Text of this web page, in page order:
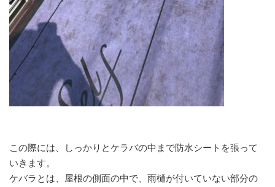
この際には、しっかりとケラバの中まで防水シートを張って
いきます。
ケバラとは、屋根の側面の中で、雨樋が付いていない部分の